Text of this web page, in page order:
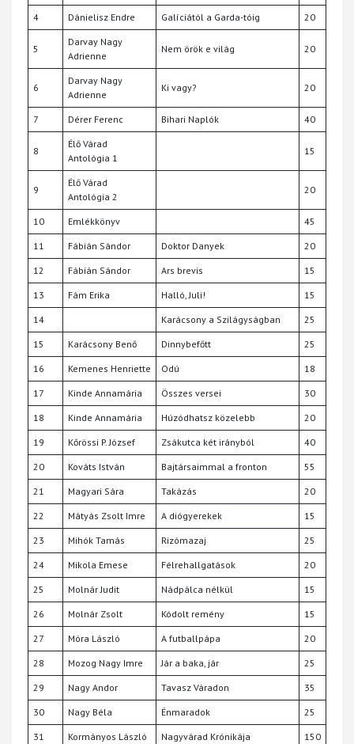
4 Dánielisz Endre Galíciától a Garda-tóig 20
5
Darvay Nagy
Adrienne
Nem örök e világ 20
6
Darvay Nagy
Adrienne
Ki vagy? 20
7 Dérer Ferenc Bihari Naplók 40
8
Élő Várad
Antológia 1
15
9
Élő Várad
Antológia 2
20
10 Emlékkönyv 45
11 Fábián Sándor Doktor Danyek 20
12 Fábián Sándor Ars brevis 15
13 Fám Erika Halló, Juli! 15
14 Karácsony a Szilágyságban 25
15 Karácsony Benő Dinnybefőtt 25
16 Kemenes Henriette Odú 18
17 Kinde Annamária Összes versei 30
18 Kinde Annamária Húzódhatsz közelebb 20
19 Kőrössi P. József Zsákutca két irányból 40
20 Kováts István Bajtársaimmal a fronton 55
21 Magyari Sára Takázás 20
22 Mátyás Zsolt Imre A diógyerekek 15
23 Mihók Tamás Rizómazaj 25
24 Mikola Emese Félrehallgatások 20
25 Molnár Judit Nádpálca nélkül 15
26 Molnár Zsolt Kódolt remény 15
27 Móra László A futballpápa 20
28 Mozog Nagy Imre Jár a baka, jár 25
29 Nagy Andor Tavasz Váradon 35
30 Nagy Béla Énmaradok 25
31 Kormányos László Nagyvárad Krónikája 150